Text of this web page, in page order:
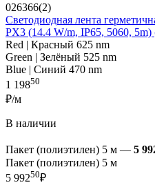
026366(2)
Светодиодная лента
PX3 (14.4 W/m, IP65, 5060,
Red | Красный 625 nm
Green | Зелёный 525 nm
Blue | Синий 470 nm
1 19850
₽/м
В наличии
Пакет (полиэтилен) 5 м — 5
Пакет (полиэтилен) 5 м
5 99250₽